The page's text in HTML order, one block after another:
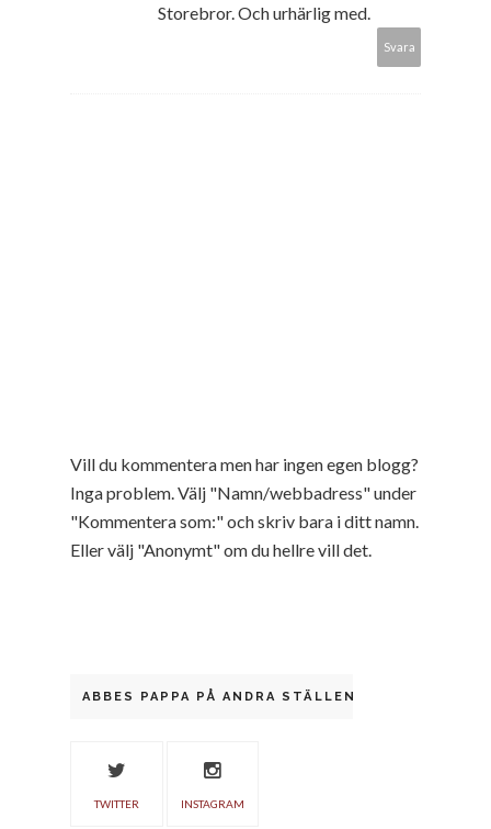
Storebror. Och urhärlig med.
Svara
Vill du kommentera men har ingen egen blogg?
Inga problem. Välj "Namn/webbadress" under
"Kommentera som:" och skriv bara i ditt namn.
Eller välj "Anonymt" om du hellre vill det.
ABBES PAPPA PÅ ANDRA STÄLLEN
TWITTER INSTAGRAM